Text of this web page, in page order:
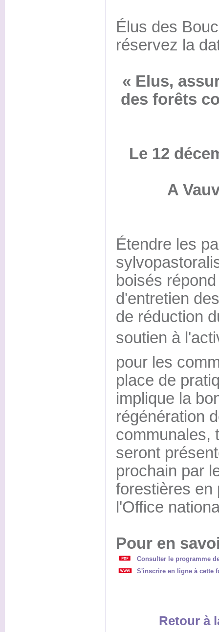
Élus des
réservez la
« Elus,
des forêts
Le 12
A
Étendre les
boisés
d'entretien
de réduction
soutien à
pour les
place de
implique la
régénération
communales,
seront
prochain par
forestières en
l'Office
Pour en
Consulter le programme
S'inscrire en ligne à cette
Retour à